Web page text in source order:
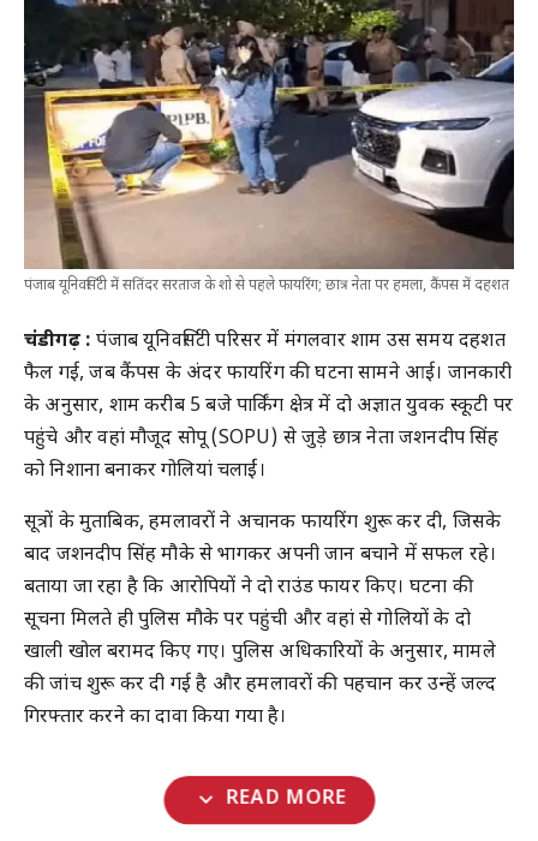
कारोबार
पंजाब यूनिवर्सिटी में सतिंदर सरताज के शो से पहले फायरिंग; छात्र नेता पर हमला, कैंपस में दहशत
चंडीगढ़ : पंजाब यूनिवर्सिटी परिसर में मंगलवार शाम उस समय दहशत
फैल गई, जब कैंपस के अंदर फायरिंग की घटना सामने आई। जानकारी
के अनुसार, शाम करीब 5 बजे पार्किंग क्षेत्र में दो अज्ञात युवक स्कूटी पर
पहुंचे और वहां मौजूद सोपू (SOPU) से जुड़े छात्र नेता जशनदीप सिंह
को निशाना बनाकर गोलियां चलाईं।
सूत्रों के मुताबिक, हमलावरों ने अचानक फायरिंग शुरू कर दी, जिसके
बाद जशनदीप सिंह मौके से भागकर अपनी जान बचाने में सफल रहे।
बताया जा रहा है कि आरोपियों ने दो राउंड फायर किए। घटना की
सूचना मिलते ही पुलिस मौके पर पहुंची और वहां से गोलियों के दो
खाली खोल बरामद किए गए। पुलिस अधिकारियों के अनुसार, मामले
की जांच शुरू कर दी गई है और हमलावरों की पहचान कर उन्हें जल्द
गिरफ्तार करने का दावा किया गया है।
expand_more READ MORE